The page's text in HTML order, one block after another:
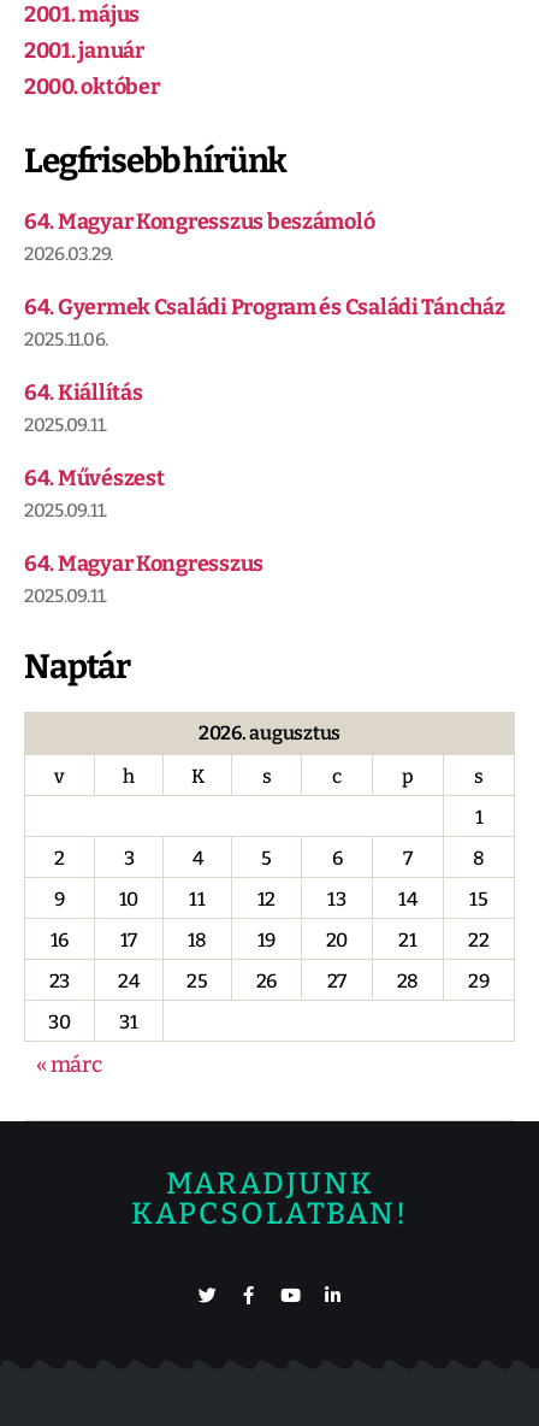
2001. május
2001. január
2000. október
Legfrisebb hírünk
64. Magyar Kongresszus beszámoló
2026.03.29.
64. Gyermek Családi Program és Családi Táncház
2025.11.06.
64. Kiállítás
2025.09.11.
64. Művészest
2025.09.11.
64. Magyar Kongresszus
2025.09.11.
Naptár
2026. augusztus
v
h K s c p
s
1
2
3 4 5 6 7
8
9
10 11 12 13 14
15
16
17 18 19 20 21
22
23
24 25 26 27 28
29
30
31
« márc
MARADJUNK
KAPCSOLATBAN!